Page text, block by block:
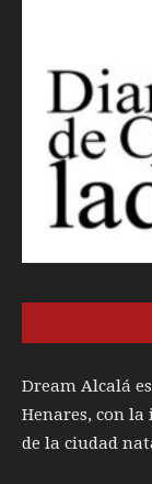
Dream Alcalá
Henares, con
de la ciudad